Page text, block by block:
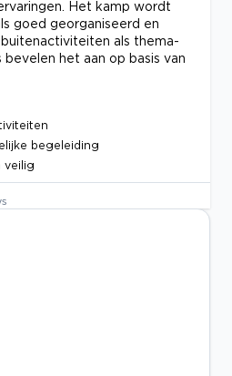
Het kamp wordt
goed georganiseerd en
als thema-
het aan op basis van
begeleiding
veilig